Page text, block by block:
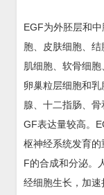
EGF为外胚层和
胞、皮肤细胞、
肌细胞、软骨细胞
卵巢粒层细胞和
腺、十二指肠、
GF表达量较高。
枢神经系统发育
F的合成和分泌。
经细胞生长，加